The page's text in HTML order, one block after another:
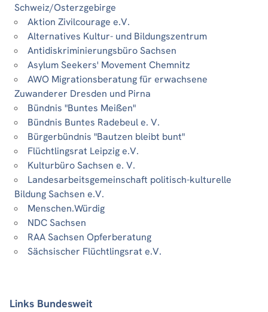
Schweiz/Osterzgebirge
Aktion Zivilcourage e.V.
Alternatives Kultur- und Bildungszentrum
Antidiskriminierungsbüro Sachsen
Asylum Seekers' Movement Chemnitz
AWO Migrationsberatung für erwachsene
Zuwanderer Dresden und Pirna
Bündnis "Buntes Meißen"
Bündnis Buntes Radebeul e. V.
Bürgerbündnis "Bautzen bleibt bunt"
Flüchtlingsrat Leipzig e.V.
Kulturbüro Sachsen e. V.
Landesarbeitsgemeinschaft politisch-kulturelle
Bildung Sachsen e.V.
Menschen.Würdig
NDC Sachsen
RAA Sachsen Opferberatung
Sächsischer Flüchtlingsrat e.V.
Links Bundesweit